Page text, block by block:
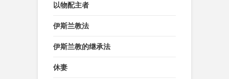
以物配主者
伊斯兰教法
伊斯兰教的继承法
休妻